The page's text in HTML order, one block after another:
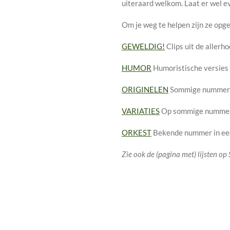
uiteraard welkom. Laat er wel
Om je weg te helpen zijn ze
GEWELDIG! Clips uit de
HUMOR Humoristische versies
ORIGINELEN Sommige
VARIATIESOp sommige
ORKEST Bekende nummer in
Zie ook de (pagina met) lijsten op